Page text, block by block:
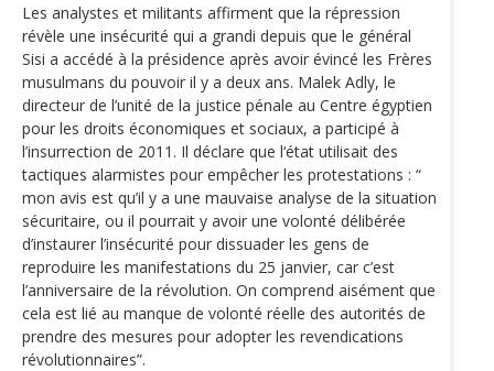
Les analystes et militants affirment que la répression
révèle une insécurité qui a grandi depuis que le général
Sisi a accédé à la présidence après avoir évincé les Frères
musulmans du pouvoir il y a deux ans. Malek Adly, le
directeur de l’unité de la justice pénale au Centre égyptien
pour les droits économiques et sociaux, a participé à
l’insurrection de 2011. Il déclare que l‘état utilisait des
tactiques alarmistes pour empêcher les protestations : “
mon avis est qu’il y a une mauvaise analyse de la situation
sécuritaire, ou il pourrait y avoir une volonté délibérée
d’instaurer l’insécurité pour dissuader les gens de
reproduire les manifestations du 25 janvier, car c’est
l’anniversaire de la révolution. On comprend aisément que
cela est lié au manque de volonté réelle des autorités de
prendre des mesures pour adopter les revendications
révolutionnaires”.